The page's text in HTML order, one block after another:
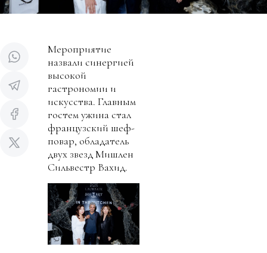
Мероприятие
назвали синергией
высокой
гастрономии и
искусства. Главным
гостем ужина стал
французский шеф-
повар, обладатель
двух звезд Мишлен
Сильвестр Вахид.